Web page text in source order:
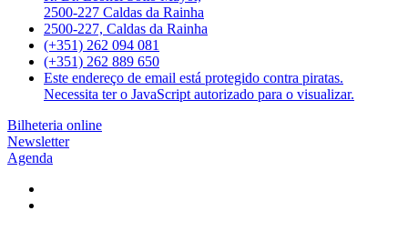
2500-227 Caldas da Rainha
2500-227, Caldas da Rainha
(+351) 262 094 081
(+351) 262 889 650
Este endereço de email está protegido contra piratas.
Necessita ter o JavaScript autorizado para o visualizar.
Bilheteria online
Newsletter
Agenda